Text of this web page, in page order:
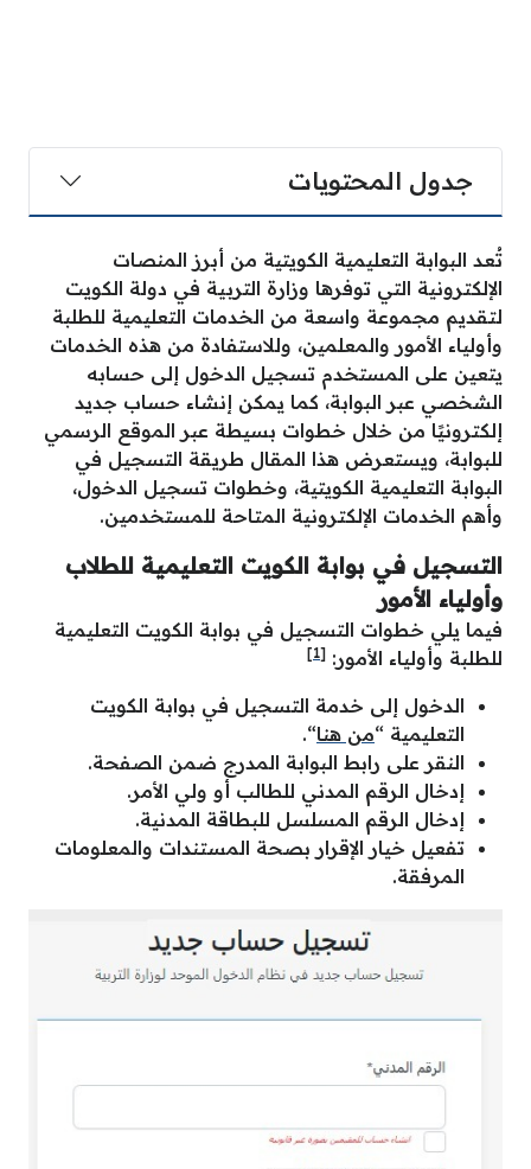
جدول المحتويات
تُعد البوابة التعليمية الكويتية من أبرز المنصات
الإلكترونية التي توفرها وزارة التربية في دولة الكويت
لتقديم مجموعة واسعة من الخدمات التعليمية للطلبة
وأولياء الأمور والمعلمين، وللاستفادة من هذه الخدمات
يتعين على المستخدم تسجيل الدخول إلى حسابه
الشخصي عبر البوابة، كما يمكن إنشاء حساب جديد
إلكترونيًا من خلال خطوات بسيطة عبر الموقع الرسمي
للبوابة، ويستعرض هذا المقال طريقة التسجيل في
البوابة التعليمية الكويتية، وخطوات تسجيل الدخول،
وأهم الخدمات الإلكترونية المتاحة للمستخدمين.
التسجيل في بوابة الكويت التعليمية للطلاب
وأولياء الأمور
فيما يلي خطوات التسجيل في بوابة الكويت التعليمية
للطلبة وأولياء الأمور: [1]
الدخول إلى خدمة التسجيل في بوابة الكويت
التعليمية “من هنا“.
النقر على رابط البوابة المدرج ضمن الصفحة.
إدخال الرقم المدني للطالب أو ولي الأمر.
إدخال الرقم المسلسل للبطاقة المدنية.
تفعيل خيار الإقرار بصحة المستندات والمعلومات
المرفقة.